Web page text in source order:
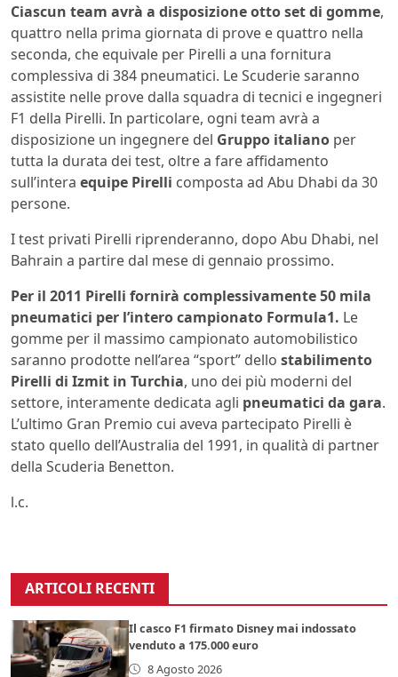
Ciascun team avrà a disposizione otto set di gomme,
quattro nella prima giornata di prove e quattro nella
seconda, che equivale per Pirelli a una fornitura
complessiva di 384 pneumatici. Le Scuderie saranno
assistite nelle prove dalla squadra di tecnici e ingegneri
F1 della Pirelli. In particolare, ogni team avrà a
disposizione un ingegnere del Gruppo italiano per
tutta la durata dei test, oltre a fare affidamento
sull’intera equipe Pirelli composta ad Abu Dhabi da 30
persone.
I test privati Pirelli riprenderanno, dopo Abu Dhabi, nel
Bahrain a partire dal mese di gennaio prossimo.
Per il 2011 Pirelli fornirà complessivamente 50 mila
pneumatici per l’intero campionato Formula1. Le
gomme per il massimo campionato automobilistico
saranno prodotte nell’area “sport” dello stabilimento
Pirelli di Izmit in Turchia, uno dei più moderni del
settore, interamente dedicata agli pneumatici da gara.
L’ultimo Gran Premio cui aveva partecipato Pirelli è
stato quello dell’Australia del 1991, in qualità di partner
della Scuderia Benetton.
l.c.
ARTICOLI RECENTI
Il casco F1 firmato Disney mai indossato
venduto a 175.000 euro
8 Agosto 2026